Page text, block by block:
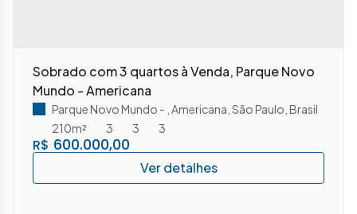
Sobrado com 3 quartos à Venda, Parque Novo
Mundo - Americana
R$ 600.000,00
Parque Novo Mundo Americana São Paulo Brasil
3
3
210m² 3